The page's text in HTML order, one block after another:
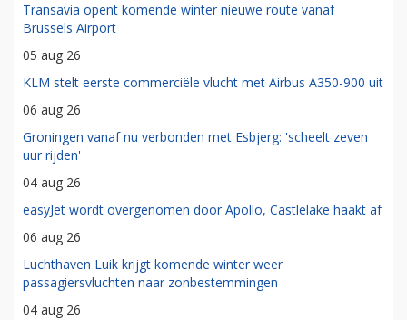
Transavia opent komende winter nieuwe route vanaf
Brussels Airport
05 aug 26
KLM stelt eerste commerciële vlucht met Airbus A350-900 uit
06 aug 26
Groningen vanaf nu verbonden met Esbjerg: 'scheelt zeven
uur rijden'
04 aug 26
easyJet wordt overgenomen door Apollo, Castlelake haakt af
06 aug 26
Luchthaven Luik krijgt komende winter weer
passagiersvluchten naar zonbestemmingen
04 aug 26